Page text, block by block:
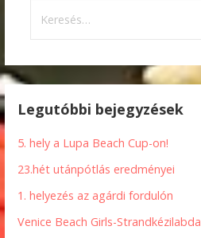
Legutóbbi bejegyzések
5. hely a Lupa Beach Cup-on!
23.hét utánpótlás eredményei
1. helyezés az agárdi fordulón
Venice Beach Girls-Strandkézilabda